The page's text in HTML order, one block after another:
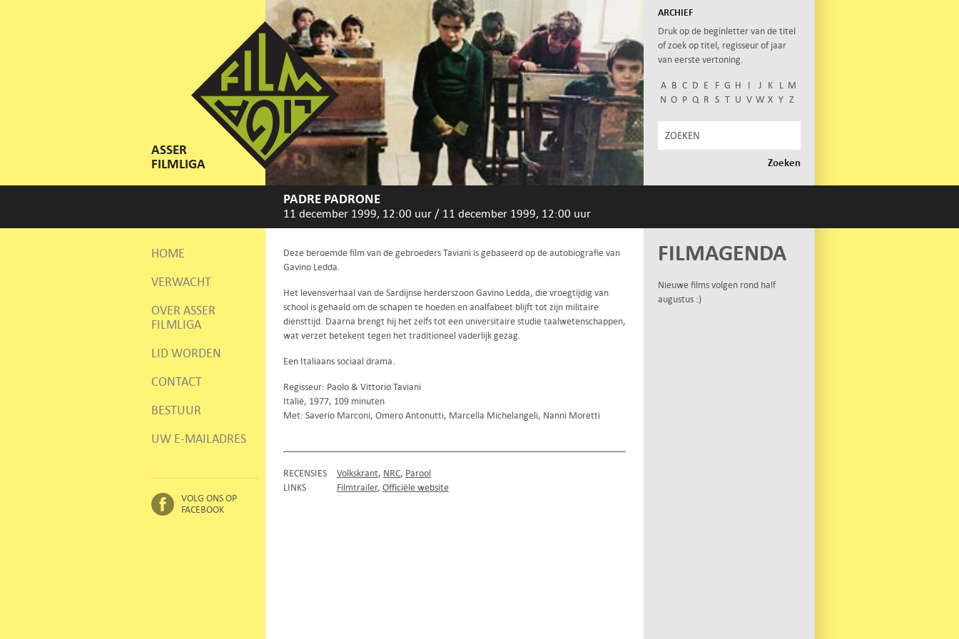
ASSER
FILMLIGA
ARCHIEF
Druk op de beginletter van de titel
of zoek op titel, regisseur of jaar
van eerste vertoning.
A B C D E F G H I J K L M
N O P Q R S T U V W X Y Z
PADRE PADRONE
11 december 1999, 12:00 uur / 11 december 1999, 12:00 uur
HOME
VERWACHT
OVER ASSER
FILMLIGA
LID WORDEN
CONTACT
BESTUUR
UW E-MAILADRES
VOLG ONS OP
FACEBOOK
Deze beroemde film van de gebroeders Taviani is gebaseerd op de autobiografie van
Gavino Ledda.
Het levensverhaal van de Sardijnse herderszoon Gavino Ledda, die vroegtijdig van
school is gehaald om de schapen te hoeden en analfabeet blijft tot zijn militaire
diensttijd. Daarna brengt hij het zelfs tot een universitaire studie taalwetenschappen,
wat verzet betekent tegen het traditioneel vaderlijk gezag.
Een Italiaans sociaal drama.
Regisseur: Paolo & Vittorio Taviani
Italië, 1977, 109 minuten
Met: Saverio Marconi, Omero Antonutti, Marcella Michelangeli, Nanni Moretti
RECENSIES Volkskrant NRC Parool
LINKS
Filmtrailer Officiële website
FILMAGENDA
Nieuwe films volgen rond half
augustus :)